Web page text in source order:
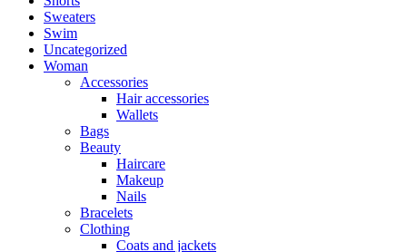
Sweaters
Swim
Uncategorized
Woman
Accessories
Hair accessories
Wallets
Bags
Beauty
Haircare
Makeup
Nails
Bracelets
Clothing
Coats and jackets